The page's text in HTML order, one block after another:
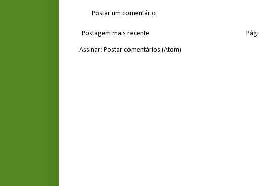
Postar um comentário
Postagem mais recente
Assinar: Postar comentários (Atom)